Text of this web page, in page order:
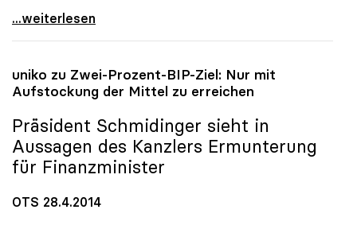
uniko zu Budgetrede: „Längerfristige Perspektive
...weiterlesen
uniko zu Zwei-Prozent-BIP-Ziel: Nur mit
Aufstockung der Mittel zu erreichen
Präsident Schmidinger sieht in
Aussagen des Kanzlers Ermunterung
für Finanzminister
OTS 28.4.2014